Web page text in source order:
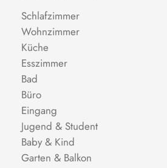
Schlafzimmer
Wohnzimmer
Küche
Esszimmer
Bad
Büro
Eingang
Jugend & Student
Baby & Kind
Garten & Balkon